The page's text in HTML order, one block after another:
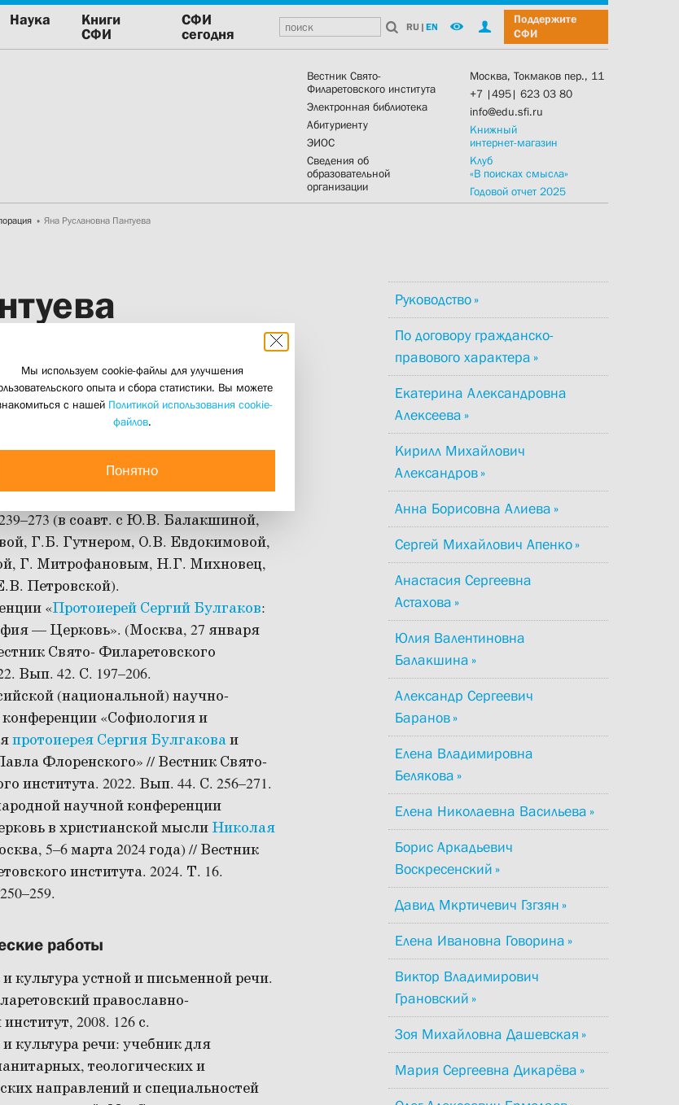
Наука
Книги
СФИ
СФИ
сегодня
RU | EN
Поддержите
СФИ
Вестник Свято-
Филаретовского института
Электронная библиотека
Абитуриенту
ЭИОС
Сведения об
образовательной
организации
Москва, Токмаков пер., 11
+7 |495| 623 03 80
info@edu.sfi.ru
Книжный
интернет-магазин
Клуб
«В поисках смысла»
Годовой отчет 2025
Яна Руслановна Пантуева
в современной культуре //
чтения: Материалы конференций. М. :
(в соавт. с Ю.В. Балакшиной,
Г.Б. Гутнером, О.В. Евдокимовой,
Г. Митрофановым, Н.Г. Михновец,
Петровской).
«Протоиерей Сергий Булгаков:
— Церковь». (Москва, 27 января
Свято- Филаретовского
Вып. 42. С. 197–206.
(национальной) научно-
конференции «Софиология и
протоиерея Сергия Булгаковаи
Флоренского» // Вестник Свято-
института. 2022. Вып. 44. С. 256–271.
научной конференции
в христианской мысли Николая
5–6 марта 2024 года) // Вестник
института. 2024. Т. 16.
работы
культура устной и письменной речи.
православно-
2008. 126 с.
культура речи: учебник для
теологических и
направлений и специальностей
Руководство
По договору гражданско-
правового характера
Екатерина Александровна
Алексеева
Кирилл Михайлович
Александров
Анна Борисовна Алиева
Сергей Михайлович Апенко
Анастасия Сергеевна
Астахова
Юлия Валентиновна
Балакшина
Александр Сергеевич
Баранов
Елена Владимировна
Белякова
Елена Николаевна Васильева
Борис Аркадьевич
Воскресенский
Давид Мкртичевич Гзгзян
Елена Ивановна Говорина
Виктор Владимирович
Грановский
Зоя Михайловна Дашевская
Мария Сергеевна Дикарёва
Мы используем cookie-файлы для улучшения
опыта и сбора статистики. Вы можете
с нашей Политикой использования cookie-
файлов.
Понятно